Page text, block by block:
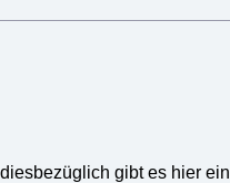
gibt es hier ein